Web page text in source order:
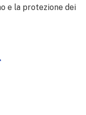
e la protezione dei